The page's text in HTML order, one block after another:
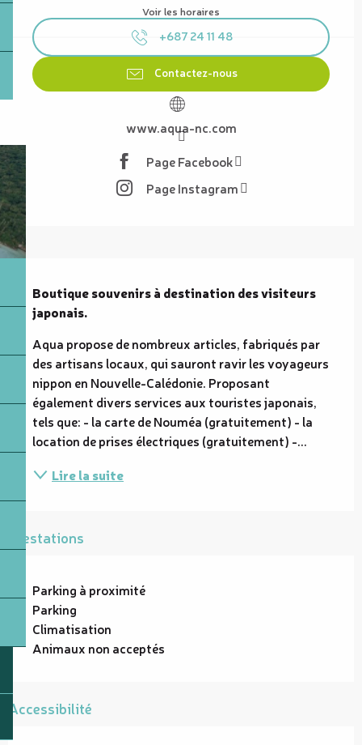
Voir les horaires
+687 24 11 48
Contactez-nous
www.aqua-nc.com
Page Facebook
Page Instagram
Boutique souvenirs à destination des visiteurs
japonais.
Aqua propose de nombreux articles, fabriqués par
des artisans locaux, qui sauront ravir les voyageurs
nippon en Nouvelle-Calédonie. Proposant
également divers services aux touristes japonais,
tels que: - la carte de Nouméa (gratuitement) - la
location de prises électriques (gratuitement) -...
Lire la suite
Prestations
Parking à proximité
Parking
Climatisation
Animaux non acceptés
Accessibilité